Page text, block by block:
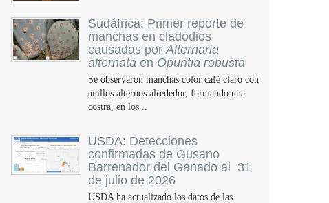
Sudáfrica: Primer reporte de
manchas en cladodios
causadas porAlternaria
alternata en Opuntia robusta
Se observaron manchas color café claro con
anillos alternos alrededor, formando una
costra, en los...
USDA: Detecciones
confirmadas de Gusano
Barrenador del Ganado al 31
de julio de 2026
USDA ha actualizado los datos de las